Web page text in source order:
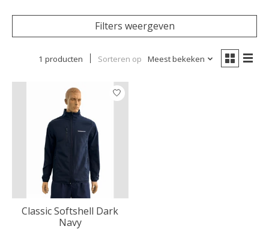
Filters weergeven
1 producten Sorteren op Meest bekeken
Classic Softshell Dark
Navy